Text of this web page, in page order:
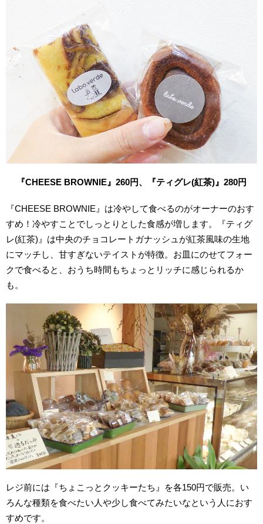
『CHEESE BROWNIE』260円、『ティグレ(紅茶)』280円
『CHEESE BROWNIE』は冷やして食べるのがオーナーのおす
すめ！冷やすことでしっとりとした食感が増します。『ティグ
レ(紅茶)』は中央のチョコレートガナッシュが紅茶風味の生地
にマッチし、甘すぎないテイストが特徴。お皿にのせてフォー
クで食べると、おうち時間もちょっとリッチに感じられるか
も。
レジ前には『ちょこっとクッキーたち』を各150円で販売。い
ろんな種類を食べたい人や少し食べてみたいなという人におす
すめです。